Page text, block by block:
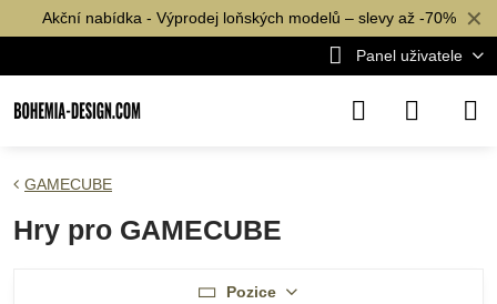
✕
Akční nabídka - Výprodej loňských modelů – slevy až -70%
Panel uživatele
GAMECUBE
Hry pro GAMECUBE
Pozice